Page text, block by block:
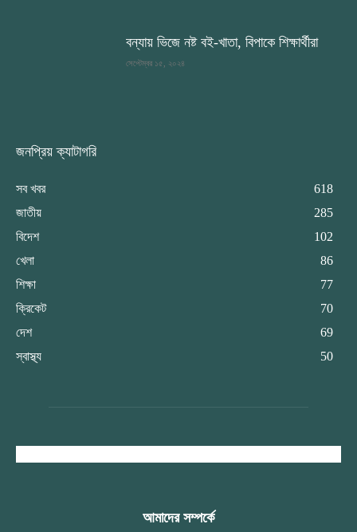
বন্যায় ভিজে নষ্ট বই-খাতা, বিপাকে শিক্ষার্থীরা
সেপ্টেম্বর ১৫, ২০২৪
জনপ্রিয় ক্যাটাগরি
সব খবর
618
জাতীয়
285
বিদেশ
102
খেলা
86
শিক্ষা
77
ক্রিকেট
70
দেশ
69
স্বাস্থ্য
50
আমাদের সম্পর্কে